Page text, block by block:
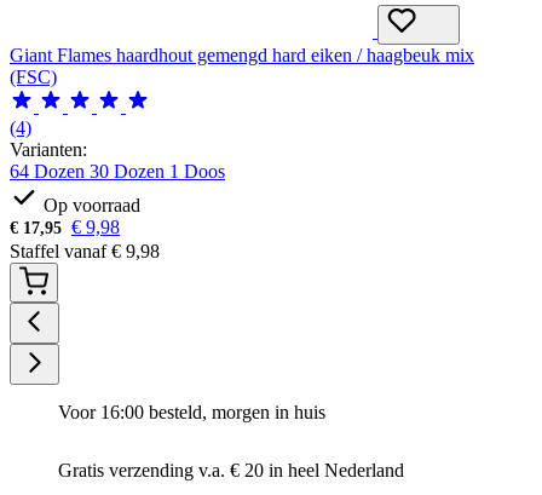
Giant Flames haardhout gemengd hard eiken / haagbeuk mix
(FSC)
(4)
Varianten:
64 Dozen 30 Dozen 1 Doos
Op voorraad
€ 17,95 € 9,98
Staffel vanaf€ 9,98
Voor 16:00 besteld, morgen in huis
Gratis verzending v.a. € 20 in heel Nederland